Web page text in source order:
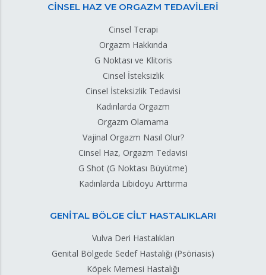
CİNSEL HAZ VE ORGAZM TEDAVİLERİ
Cinsel Terapi
Orgazm Hakkında
G Noktası ve Klitoris
Cinsel İsteksizlik
Cinsel İsteksizlik Tedavisi
Kadınlarda Orgazm
Orgazm Olamama
Vajinal Orgazm Nasıl Olur?
Cinsel Haz, Orgazm Tedavisi
G Shot (G Noktası Büyütme)
Kadınlarda Libidoyu Arttırma
GENİTAL BÖLGE CİLT HASTALIKLARI
Vulva Deri Hastalıkları
Genital Bölgede Sedef Hastalığı (Psöriasis)
Köpek Memesi Hastalığı